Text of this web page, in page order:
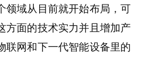
领域从目前就开始布局，可
方面的技术实力并且增加产
联网和下一代智能设备里的